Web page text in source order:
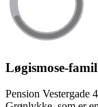
Løgismose-
Pension